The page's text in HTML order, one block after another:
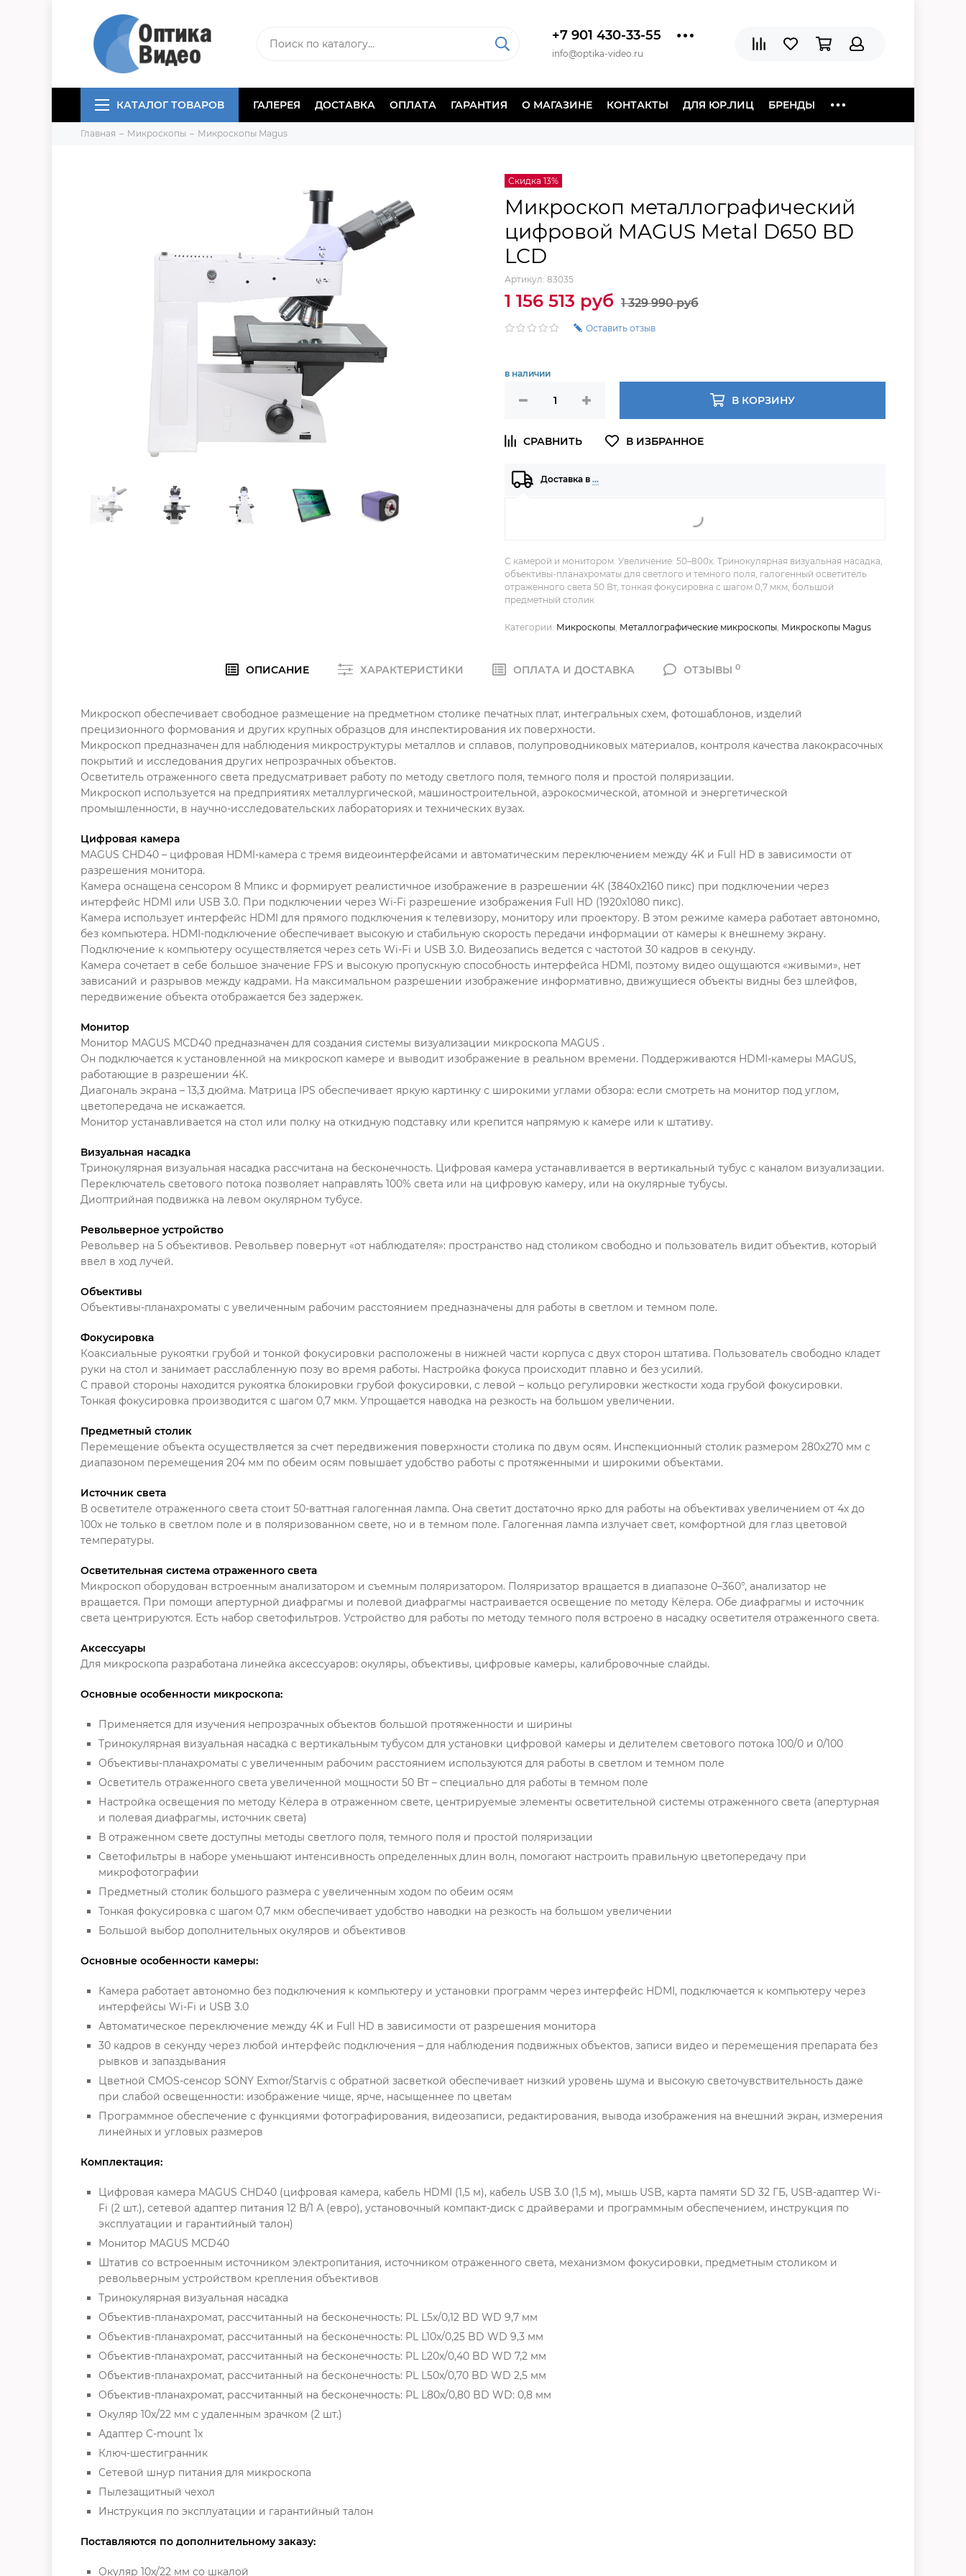
+7 901 430-33-55
info@optika-video.ru
КАТАЛОГ ТОВАРОВ ГАЛЕРЕЯ ДОСТАВКА ОПЛАТА ГАРАНТИЯ О МАГАЗИНЕ КОНТАКТЫ ДЛЯ ЮР.ЛИЦ БРЕНДЫ
Главная Микроскопы Микроскопы Magus
Скидка 13%
Микроскоп металлографический
цифровой MAGUS Metal D650 BD
LCD
Артикул: 83035
1 156 513 руб 1 329 990 руб
Оставить отзыв
в наличии
В КОРЗИНУ
Доставка в …
С камерой и монитором. Увеличение: 50–800х. Тринокулярная визуальная насадка,
объективы-планахроматы для светлого и темного поля, галогенный осветитель
отраженного света 50 Вт, тонкая фокусировка с шагом 0,7 мкм, большой
предметный столик
Категории: Микроскопы Металлографические микроскопы Микроскопы Magus
ОПИСАНИЕ ХАРАКТЕРИСТИКИ ОПЛАТА И ДОСТАВКА ОТЗЫВЫ0
Микроскоп обеспечивает свободное размещение на предметном столике печатных плат, интегральных схем, фотошаблонов, изделий
прецизионного формования и других крупных образцов для инспектирования их поверхности.
Микроскоп предназначен для наблюдения микроструктуры металлов и сплавов, полупроводниковых материалов, контроля качества лакокрасочных
покрытий и исследования других непрозрачных объектов.
Осветитель отраженного света предусматривает работу по методу светлого поля, темного поля и простой поляризации.
Микроскоп используется на предприятиях металлургической, машиностроительной, аэрокосмической, атомной и энергетической
промышленности, в научно-исследовательских лабораториях и технических вузах.
Цифровая камера
MAGUS CHD40 – цифровая HDMI-камера с тремя видеоинтерфейсами и автоматическим переключением между 4K и Full HD в зависимости от
разрешения монитора.
Камера оснащена сенсором 8 Мпикс и формирует реалистичное изображение в разрешении 4К (3840x2160 пикс) при подключении через
интерфейс HDMI или USB 3.0. При подключении через Wi-Fi разрешение изображения Full HD (1920x1080 пикс).
Камера использует интерфейс HDMI для прямого подключения к телевизору, монитору или проектору. В этом режиме камера работает автономно,
без компьютера. HDMI-подключение обеспечивает высокую и стабильную скорость передачи информации от камеры к внешнему экрану.
Подключение к компьютеру осуществляется через сеть Wi-Fi и USB 3.0. Видеозапись ведется с частотой 30 кадров в секунду.
Камера сочетает в себе большое значение FPS и высокую пропускную способность интерфейса HDMI, поэтому видео ощущаются «живыми», нет
зависаний и разрывов между кадрами. На максимальном разрешении изображение информативно, движущиеся объекты видны без шлейфов,
передвижение объекта отображается без задержек.
Монитор
Монитор MAGUS MCD40 предназначен для создания системы визуализации микроскопа MAGUS .
Он подключается к установленной на микроскоп камере и выводит изображение в реальном времени. Поддерживаются HDMI-камеры MAGUS,
работающие в разрешении 4К.
Диагональ экрана – 13,3 дюйма. Матрица IPS обеспечивает яркую картинку с широкими углами обзора: если смотреть на монитор под углом,
цветопередача не искажается.
Монитор устанавливается на стол или полку на откидную подставку или крепится напрямую к камере или к штативу.
Визуальная насадка
Тринокулярная визуальная насадка рассчитана на бесконечность. Цифровая камера устанавливается в вертикальный тубус с каналом визуализации.
Переключатель светового потока позволяет направлять 100% света или на цифровую камеру, или на окулярные тубусы.
Диоптрийная подвижка на левом окулярном тубусе.
Револьверное устройство
Револьвер на 5 объективов. Револьвер повернут «от наблюдателя»: пространство над столиком свободно и пользователь видит объектив, который
ввел в ход лучей.
Объективы
Объективы-планахроматы с увеличенным рабочим расстоянием предназначены для работы в светлом и темном поле.
Фокусировка
Коаксиальные рукоятки грубой и тонкой фокусировки расположены в нижней части корпуса с двух сторон штатива. Пользователь свободно кладет
руки на стол и занимает расслабленную позу во время работы. Настройка фокуса происходит плавно и без усилий.
С правой стороны находится рукоятка блокировки грубой фокусировки, с левой – кольцо регулировки жесткости хода грубой фокусировки.
Тонкая фокусировка производится с шагом 0,7 мкм. Упрощается наводка на резкость на большом увеличении.
Предметный столик
Перемещение объекта осуществляется за счет передвижения поверхности столика по двум осям. Инспекционный столик размером 280x270 мм с
диапазоном перемещения 204 мм по обеим осям повышает удобство работы с протяженными и широкими объектами.
Источник света
В осветителе отраженного света стоит 50-ваттная галогенная лампа. Она светит достаточно ярко для работы на объективах увеличением от 4х до
100х не только в светлом поле и в поляризованном свете, но и в темном поле. Галогенная лампа излучает свет, комфортной для глаз цветовой
температуры.
Осветительная система отраженного света
Микроскоп оборудован встроенным анализатором и съемным поляризатором. Поляризатор вращается в диапазоне 0–360°, анализатор не
вращается. При помощи апертурной диафрагмы и полевой диафрагмы настраивается освещение по методу Кёлера. Обе диафрагмы и источник
света центрируются. Есть набор светофильтров. Устройство для работы по методу темного поля встроено в насадку осветителя отраженного света.
Аксессуары
Для микроскопа разработана линейка аксессуаров: окуляры, объективы, цифровые камеры, калибровочные слайды.
Основные особенности микроскопа:
Применяется для изучения непрозрачных объектов большой протяженности и ширины
Тринокулярная визуальная насадка с вертикальным тубусом для установки цифровой камеры и делителем светового потока 100/0 и 0/100
Объективы-планахроматы с увеличенным рабочим расстоянием используются для работы в светлом и темном поле
Осветитель отраженного света увеличенной мощности 50 Вт – специально для работы в темном поле
Настройка освещения по методу Кёлера в отраженном свете, центрируемые элементы осветительной системы отраженного света (апертурная
и полевая диафрагмы, источник света)
В отраженном свете доступны методы светлого поля, темного поля и простой поляризации
Светофильтры в наборе уменьшают интенсивность определенных длин волн, помогают настроить правильную цветопередачу при
микрофотографии
Предметный столик большого размера с увеличенным ходом по обеим осям
Тонкая фокусировка с шагом 0,7 мкм обеспечивает удобство наводки на резкость на большом увеличении
Большой выбор дополнительных окуляров и объективов
Основные особенности камеры:
Камера работает автономно без подключения к компьютеру и установки программ через интерфейс HDMI, подключается к компьютеру через
интерфейсы Wi-Fi и USB 3.0
Автоматическое переключение между 4K и Full HD в зависимости от разрешения монитора
30 кадров в секунду через любой интерфейс подключения – для наблюдения подвижных объектов, записи видео и перемещения препарата без
рывков и запаздывания
Цветной CMOS-сенсор SONY Exmor/Starvis с обратной засветкой обеспечивает низкий уровень шума и высокую светочувствительность даже
при слабой освещенности: изображение чище, ярче, насыщеннее по цветам
Программное обеспечение с функциями фотографирования, видеозаписи, редактирования, вывода изображения на внешний экран, измерения
линейных и угловых размеров
Комплектация:
Цифровая камера MAGUS CHD40 (цифровая камера, кабель HDMI (1,5 м), кабель USB 3.0 (1,5 м), мышь USB, карта памяти SD 32 ГБ, USB-адаптер Wi-
Fi (2 шт.), сетевой адаптер питания 12 В/1 А (евро), установочный компакт-диск с драйверами и программным обеспечением, инструкция по
эксплуатации и гарантийный талон)
Монитор MAGUS MCD40
Штатив со встроенным источником электропитания, источником отраженного света, механизмом фокусировки, предметным столиком и
револьверным устройством крепления объективов
Тринокулярная визуальная насадка
Объектив-планахромат, рассчитанный на бесконечность: PL L5х/0,12 BD WD 9,7 мм
Объектив-планахромат, рассчитанный на бесконечность: PL L10х/0,25 BD WD 9,3 мм
Объектив-планахромат, рассчитанный на бесконечность: PL L20х/0,40 BD WD 7,2 мм
Объектив-планахромат, рассчитанный на бесконечность: PL L50х/0,70 BD WD 2,5 мм
Объектив-планахромат, рассчитанный на бесконечность: PL L80x/0,80 BD WD: 0,8 мм
Окуляр 10x/22 мм с удаленным зрачком (2 шт.)
Адаптер C-mount 1х
Ключ-шестигранник
Сетевой шнур питания для микроскопа
Пылезащитный чехол
Инструкция по эксплуатации и гарантийный талон
Поставляются по дополнительному заказу:
Окуляр 10х/22 мм со шкалой